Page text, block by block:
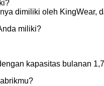
dimiliki oleh KingWear,
miliki?
kapasitas bulanan